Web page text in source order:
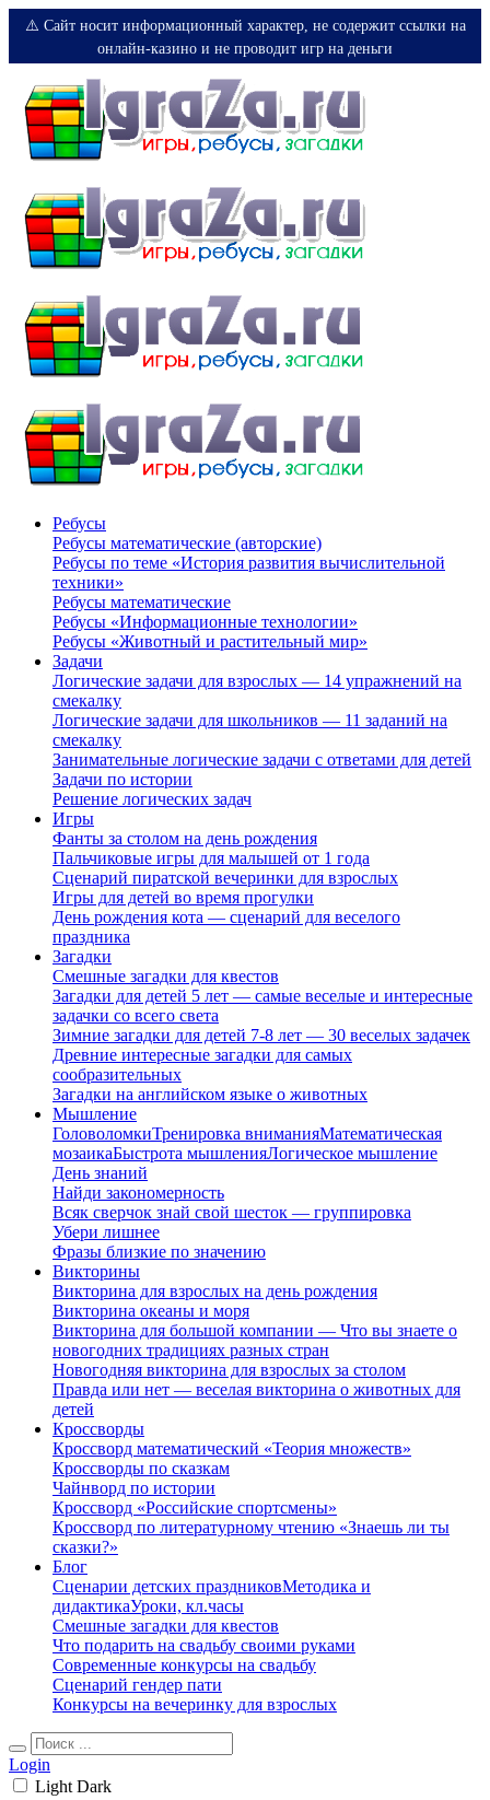
⚠️ Сайт носит информационный характер, не содержит ссылки на
онлайн-казино и не проводит игр на деньги
Ребусы
Ребусы математические (авторские)
Ребусы по теме «История развития вычислительной
техники»
Ребусы математические
Ребусы «Информационные технологии»
Ребусы «Животный и растительный мир»
Задачи
Логические задачи для взрослых — 14 упражнений на
смекалку
Логические задачи для школьников — 11 заданий на
смекалку
Занимательные логические задачи с ответами для детей
Задачи по истории
Решение логических задач
Игры
Фанты за столом на день рождения
Пальчиковые игры для малышей от 1 года
Сценарий пиратской вечеринки для взрослых
Игры для детей во время прогулки
День рождения кота — сценарий для веселого
праздника
Загадки
Смешные загадки для квестов
Загадки для детей 5 лет — самые веселые и интересные
задачки со всего света
Зимние загадки для детей 7-8 лет — 30 веселых задачек
Древние интересные загадки для самых
сообразительных
Загадки на английском языке о животных
Мышление
ГоловоломкиТренировка вниманияМатематическая
мозаикаБыстрота мышленияЛогическое мышление
День знаний
Найди закономерность
Всяк сверчок знай свой шесток — группировка
Убери лишнее
Фразы близкие по значению
Викторины
Викторина для взрослых на день рождения
Викторина океаны и моря
Викторина для большой компании — Что вы знаете о
новогодних традициях разных стран
Новогодняя викторина для взрослых за столом
Правда или нет — веселая викторина о животных для
детей
Кроссворды
Кроссворд математический «Теория множеств»
Кроссворды по сказкам
Чайнворд по истории
Кроссворд «Российские спортсмены»
Кроссворд по литературному чтению «Знаешь ли ты
сказки?»
Блог
Сценарии детских праздниковМетодика и
дидактикаУроки, кл.часы
Смешные загадки для квестов
Что подарить на свадьбу своими руками
Современные конкурсы на свадьбу
Сценарий гендер пати
Конкурсы на вечеринку для взрослых
Login
Light Dark